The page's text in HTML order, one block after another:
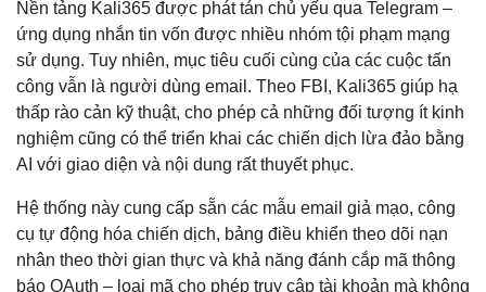
Nền tảng Kali365 được phát tán chủ yếu qua Telegram –
ứng dụng nhắn tin vốn được nhiều nhóm tội phạm mạng
sử dụng. Tuy nhiên, mục tiêu cuối cùng của các cuộc tấn
công vẫn là người dùng email. Theo FBI, Kali365 giúp hạ
thấp rào cản kỹ thuật, cho phép cả những đối tượng ít kinh
nghiệm cũng có thể triển khai các chiến dịch lừa đảo bằng
AI với giao diện và nội dung rất thuyết phục.
Hệ thống này cung cấp sẵn các mẫu email giả mạo, công
cụ tự động hóa chiến dịch, bảng điều khiển theo dõi nạn
nhân theo thời gian thực và khả năng đánh cắp mã thông
báo OAuth – loại mã cho phép truy cập tài khoản mà không